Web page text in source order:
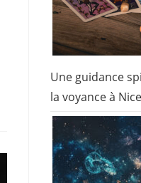
Une guidance
la voyance à